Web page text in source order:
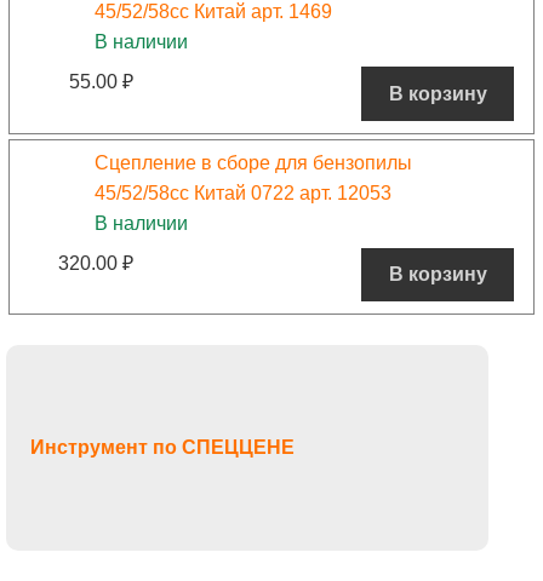
45/52/58сс Китай арт. 1469
В наличии
55.00 ₽
В корзину
Сцепление в сборе для бензопилы
45/52/58сс Китай 0722 арт. 12053
В наличии
320.00 ₽
В корзину
Инструмент по СПЕЦЦЕНЕ